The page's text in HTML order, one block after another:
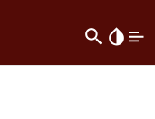
search invert_colors